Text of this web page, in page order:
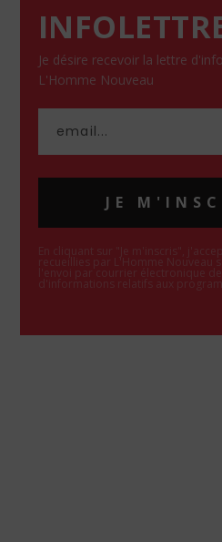
Je désire recevoir la lettre
L'Homme Nouveau
JE
En cliquant sur "Je m'inscris",
recueillies par L'Homme Nouveau
l'envoi par courrier électronique
d'informations relatifs aux